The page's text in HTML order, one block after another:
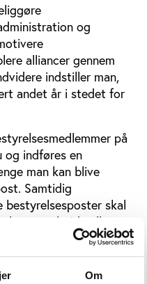
Om
og
alliancer gennem
indstiller man,
andet år i stedet for
på
og indføres en
man kan blive
Samtidig
skal
lønnet arbejde eller
der modtages